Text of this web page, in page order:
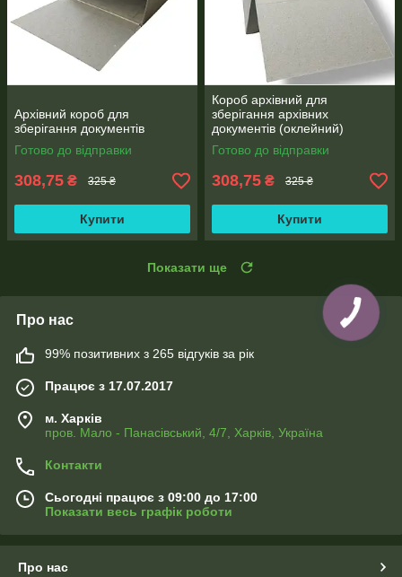
Архівний короб для
зберігання документів
Готово до відправки
308,75 ₴ 325 ₴
Купити
Короб архівний для
зберігання архівних
документів (оклейний)
400*280*200 мм
Готово до відправки
308,75 ₴ 325 ₴
Купити
Показати ще
Про нас
99% позитивних з 265 відгуків за рік
Працює з 17.07.2017
м. Харків
пров. Мало - Панасівський, 4/7, Харків, Україна
Контакти
Сьогодні працює з 09:00 до 17:00
Показати весь графік роботи
Про нас